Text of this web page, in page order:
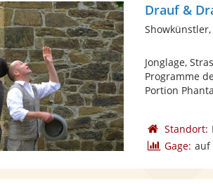
Drauf &
Jonglage,
Programme
Portion
Standort:
Gage: auf